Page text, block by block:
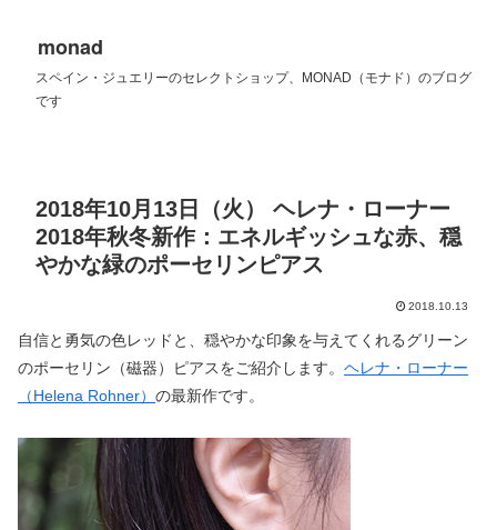
monad
スペイン・ジュエリーのセレクトショップ、MONAD（モナド）のブログ
です
2018年10月13日（火） ヘレナ・ローナー
2018年秋冬新作：エネルギッシュな赤、穏
やかな緑のポーセリンピアス
2018.10.13
自信と勇気の色レッドと、穏やかな印象を与えてくれるグリーン
のポーセリン（磁器）ピアスをご紹介します。 ヘレナ・ローナー
（Helena Rohner） の最新作です。